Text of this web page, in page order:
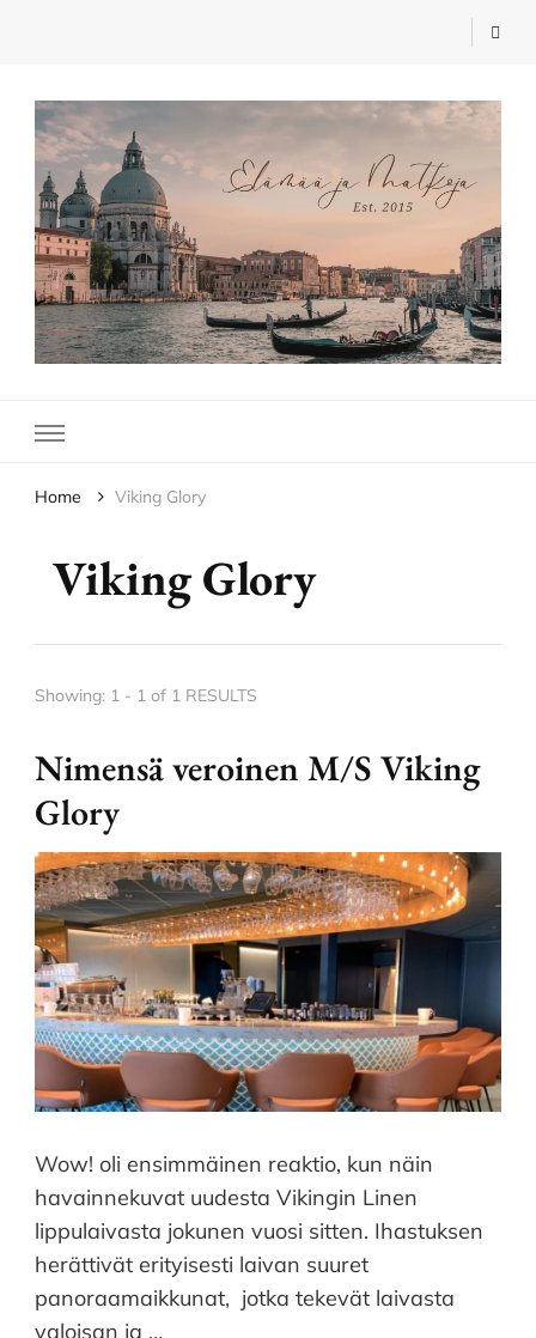
Elämää ja Matkoja
Home Viking Glory
Viking Glory
Showing: 1 - 1 of 1 RESULTS
Nimensä veroinen M/S Viking
Glory
Wow! oli ensimmäinen reaktio, kun näin
havainnekuvat uudesta Vikingin Linen
lippulaivasta jokunen vuosi sitten. Ihastuksen
herättivät erityisesti laivan suuret
panoraamaikkunat, jotka tekevät laivasta
valoisan ja …